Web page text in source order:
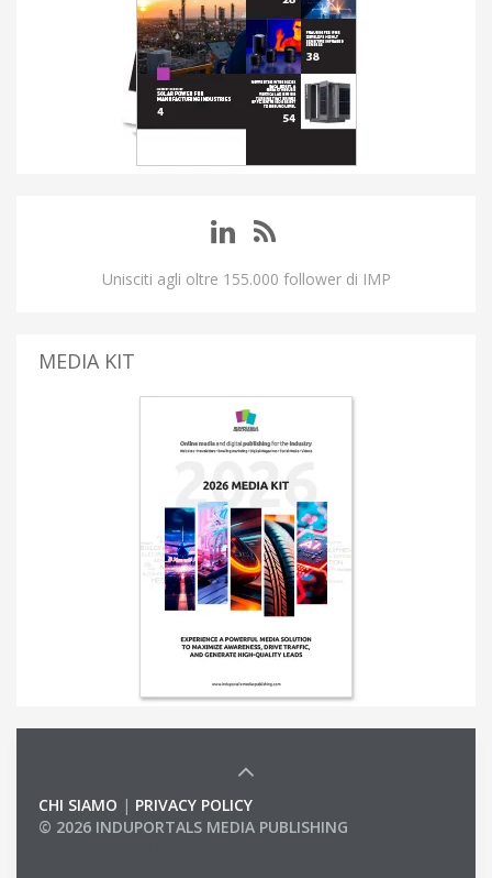
Unisciti agli oltre 155.000 follower di IMP
MEDIA KIT
CHI SIAMO | PRIVACY POLICY
© 2026 INDUPORTALS MEDIA PUBLISHING